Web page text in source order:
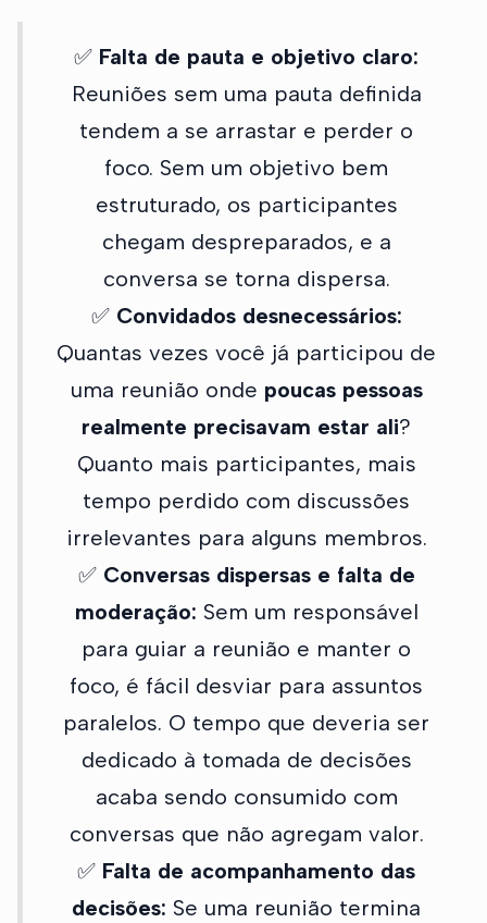
✅ Falta de pauta e objetivo claro:
Reuniões sem uma pauta definida
tendem a se arrastar e perder o
foco. Sem um objetivo bem
estruturado, os participantes
chegam despreparados, e a
conversa se torna dispersa.
✅ Convidados desnecessários:
Quantas vezes você já participou de
uma reunião onde poucas pessoas
realmente precisavam estar ali?
Quanto mais participantes, mais
tempo perdido com discussões
irrelevantes para alguns membros.
✅ Conversas dispersas e falta de
moderação: Sem um responsável
para guiar a reunião e manter o
foco, é fácil desviar para assuntos
paralelos. O tempo que deveria ser
dedicado à tomada de decisões
acaba sendo consumido com
conversas que não agregam valor.
✅ Falta de acompanhamento das
decisões: Se uma reunião termina